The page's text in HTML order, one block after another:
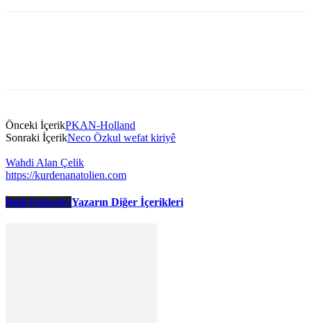
Önceki İçerikPKAN-Holland
Sonraki İçerikNeco Özkul wefat kiriyê
Wahdi Alan Çelik
https://kurdenanatolien.com
İlgili HaberlerYazarın Diğer İçerikleri